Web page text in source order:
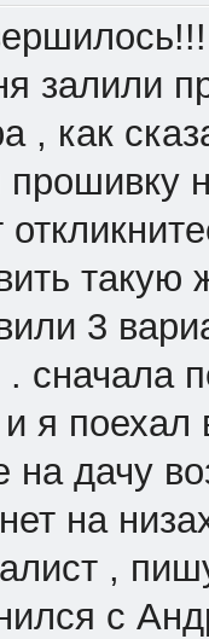
залили
, как
такую
3
сначала
я поехал
на дачу
на
,
с